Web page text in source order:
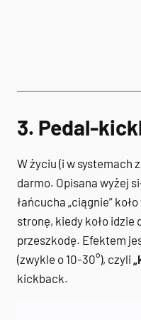
3. Pedal-
W życiu (i w systemach
darmo. Opisana wyżej
łańcucha „ciągnie”
stronę, kiedy koło idzie
przeszkodę. Efektem
(zwykle o 10-30°), czyli
kickback.